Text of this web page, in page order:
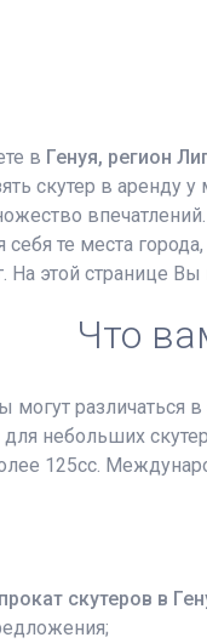
в Генуя, регион
скутер в аренду
те места
На этой странице
Что
различаться
для небольших
125сс.
скутеров в